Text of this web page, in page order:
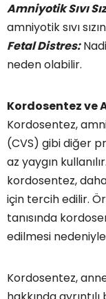
Amniyotik Sıvı
amniyotik sıvı
Fetal Distres:
neden olabilir.
Kordosentez ve
Kordosentez,
(CVS) gibi diğer
az yaygın
kordosentez,
için tercih edilir.
tanısında
edilmesi
Kordosentez,